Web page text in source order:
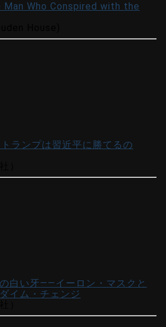
Man Who Conspired with the
ランプは習近平に勝てるの
白い牙――イーロン・マスクと
イム・チェンジ